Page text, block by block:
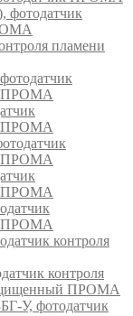
пламени
ПРОМА
ПРОМА
ПРОМА
ПРОМА
ПРОМА
контроля
контроля
ПРОМА
У, фотодатчик